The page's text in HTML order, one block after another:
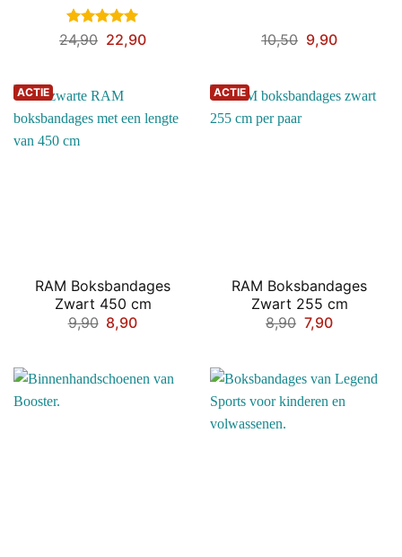
Gewaardeerd
uit 5
24,90 22,90 10,50 9,90
ACTIE
RAM Boksbandages
Zwart 450 cm
9,90 Oorspronkelijke
prijs
8,90Huidige
ACTIE
RAM Boksbandages
Zwart 255 cm
8,90
prijs
7,90Huidige